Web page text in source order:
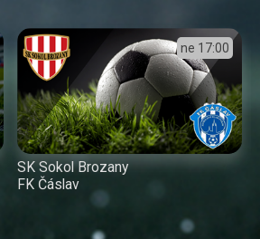
ne 17:00
SK Sokol Brozany
FK Čáslav